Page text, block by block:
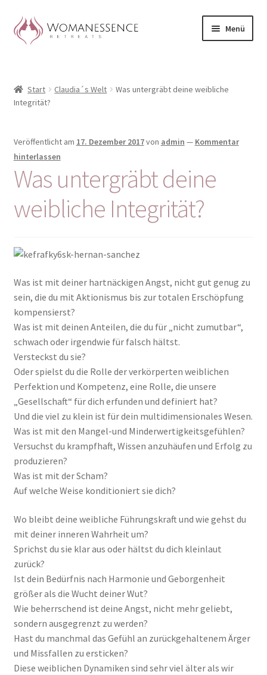
Zur
Navigation
Zum
Inhalt
Menü
Blog
CLAUDIA TAVERNA
Woman-Circle
Erfahrungen
Warenkorb
Start Claudia´s Welt
Was untergräbt deine weibliche
Integrität?
Veröffentlicht am 17. Dezember 2017von admin — Kommentar
hinterlassen
Was untergräbt deine
weibliche Integrität?
Was ist mit deiner hartnäckigen Angst, nicht gut genug zu
sein, die du mit Aktionismus bis zur totalen Erschöpfung
kompensierst?
Was ist mit deinen Anteilen, die du für „nicht zumutbar“,
schwach oder irgendwie für falsch hältst.
Versteckst du sie?
Oder spielst du die Rolle der verkörperten weiblichen
Perfektion und Kompetenz, eine Rolle, die unsere
„Gesellschaft“ für dich erfunden und definiert hat?
Und die viel zu klein ist für dein multidimensionales Wesen.
Was ist mit den Mangel-und Minderwertigkeitsgefühlen?
Versuchst du krampfhaft, Wissen anzuhäufen und Erfolg zu
produzieren?
Was ist mit der Scham?
Auf welche Weise konditioniert sie dich?
Wo bleibt deine weibliche Führungskraft und wie gehst du
mit deiner inneren Wahrheit um?
Sprichst du sie klar aus oder hältst du dich kleinlaut
zurück?
Ist dein Bedürfnis nach Harmonie und Geborgenheit
größer als die Wucht deiner Wut?
Wie beherrschend ist deine Angst, nicht mehr geliebt,
sondern ausgegrenzt zu werden?
Hast du manchmal das Gefühl an zurückgehaltenem Ärger
und Missfallen zu ersticken?
Diese weiblichen Dynamiken sind sehr viel älter als wir